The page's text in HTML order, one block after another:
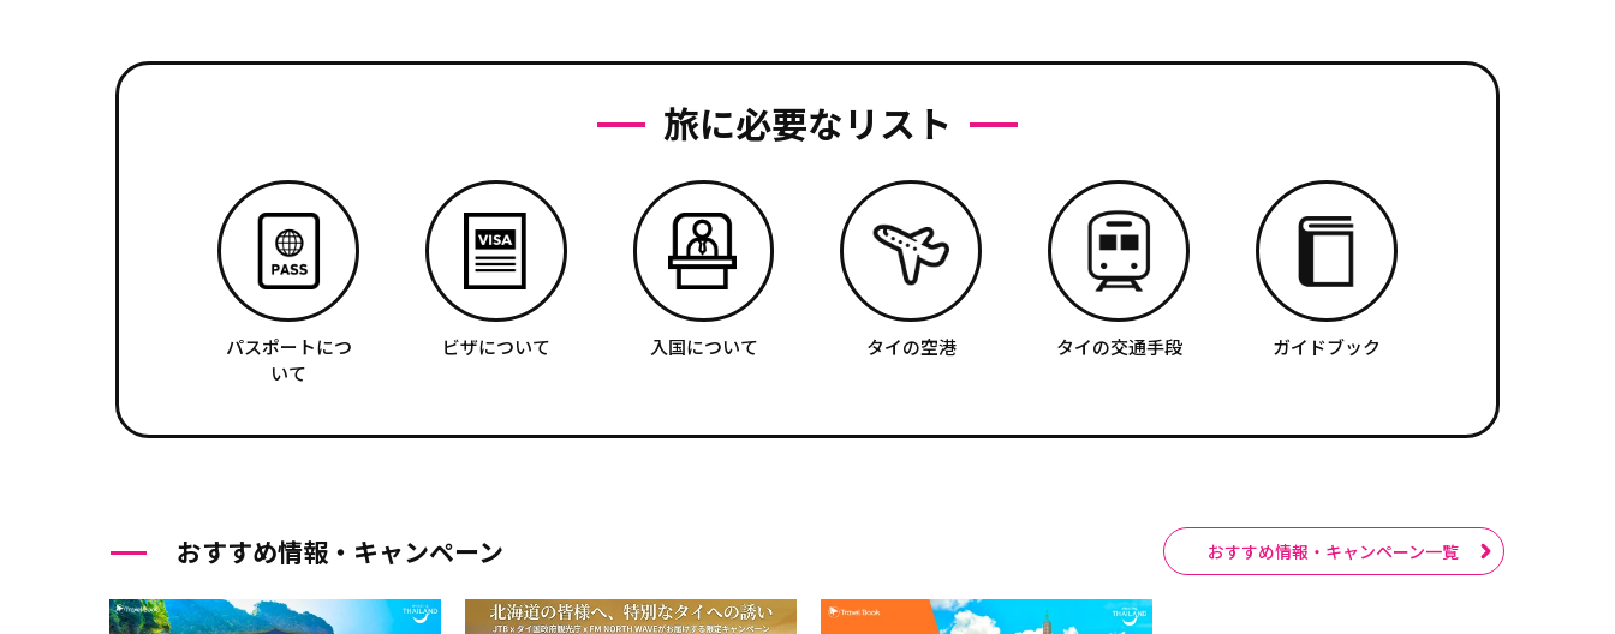
旅に必要なリスト
パスポートにつ
いて
ビザについて 入国について タイの空港 タイの交通手段 ガイドブック
おすすめ情報・キャンペーン おすすめ情報・キャンペーン一覧